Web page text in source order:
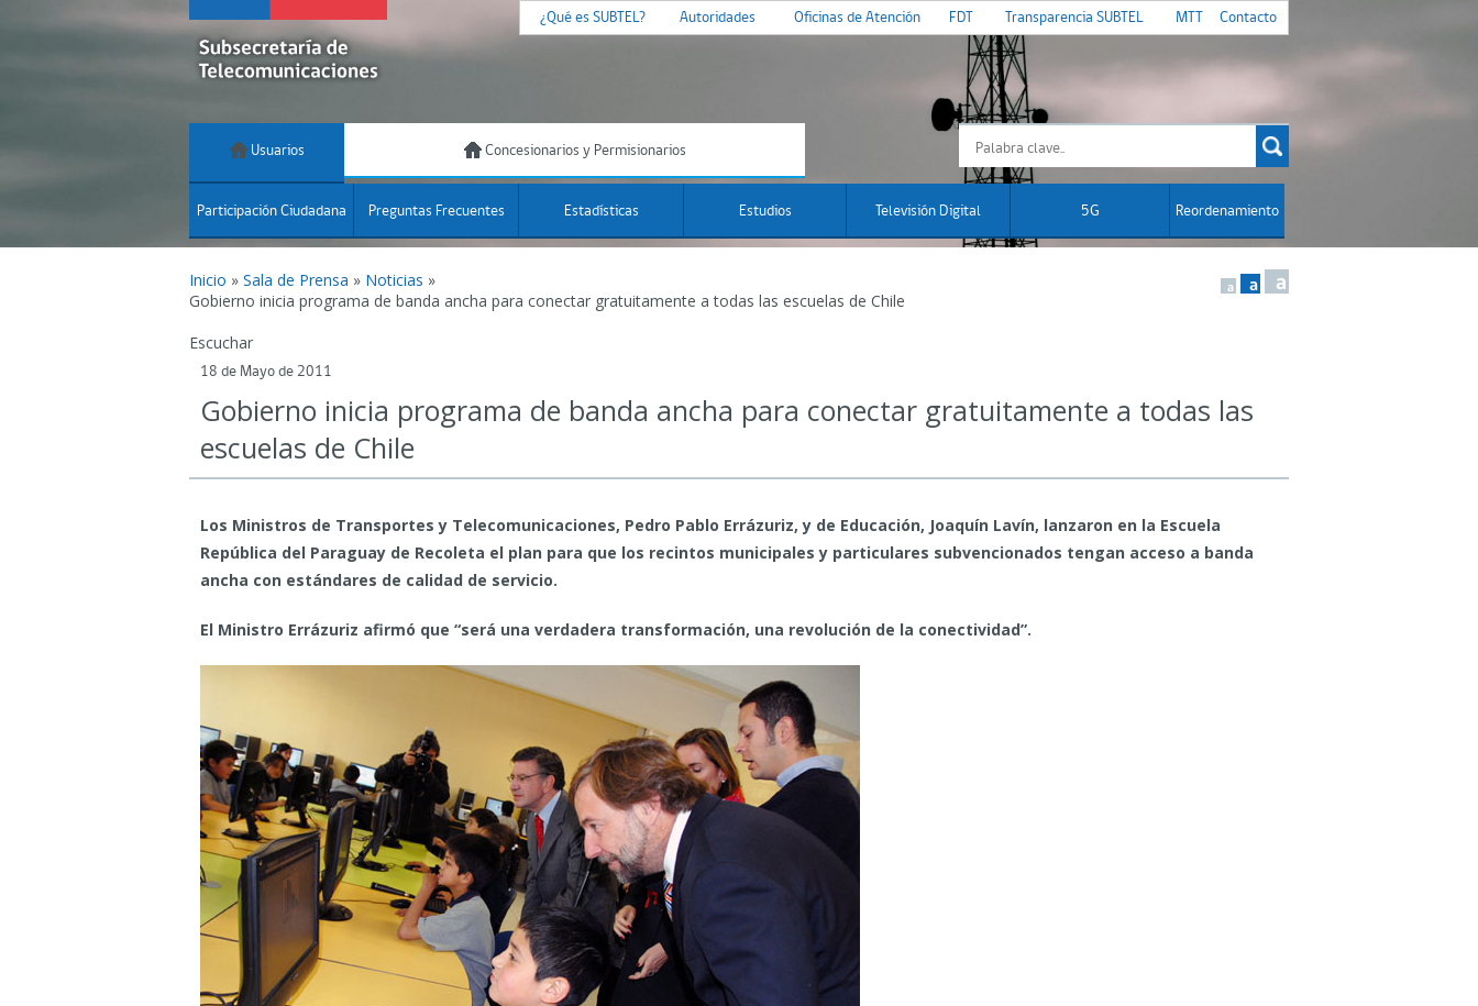
¿Qué es SUBTEL? Autoridades Oficinas de Atención FDT Transparencia SUBTEL MTT Contacto
Usuarios Concesionarios y Permisionarios
Participación Ciudadana Preguntas Frecuentes Estadísticas Estudios Televisión Digital 5G Reordenamiento
Inicio » Sala de Prensa » Noticias »
Gobierno inicia programa de banda ancha para conectar gratuitamente a todas las escuelas de Chile
a a a
Escuchar
18 de Mayo de 2011
Gobierno inicia programa de banda ancha para conectar gratuitamente a todas las
escuelas de Chile
Los Ministros de Transportes y Telecomunicaciones, Pedro Pablo Errázuriz, y de Educación, Joaquín Lavín, lanzaron en la Escuela
República del Paraguay de Recoleta el plan para que los recintos municipales y particulares subvencionados tengan acceso a banda
ancha con estándares de calidad de servicio.
El Ministro Errázuriz afirmó que “será una verdadera transformación, una revolución de la conectividad”.